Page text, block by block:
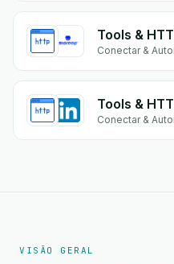
Tools &
Conectar &
Tools &
Conectar &
VISÃO GERAL